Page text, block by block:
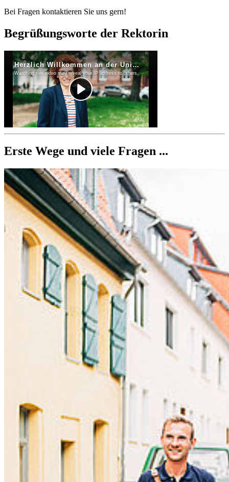
Bei Fragen kontaktieren Sie uns gern!
Begrüßungsworte der Rektorin
Erste Wege und viele Fragen ...